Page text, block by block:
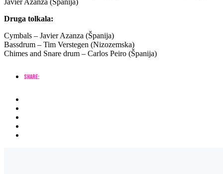
Javier Azanza (Španija)
Druga tolkala:
Cymbals – Javier Azanza (Španija)
Bassdrum – Tim Verstegen (Nizozemska)
Chimes and Snare drum – Carlos Peiro (Španija)
Share: